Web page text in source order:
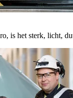
is het sterk, licht,